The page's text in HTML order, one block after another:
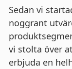
Sedan vi
noggrant
vi stolta över
erbjuda en